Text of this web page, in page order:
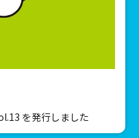
を発行しました